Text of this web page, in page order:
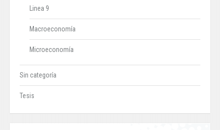
Linea 9
Macroeconomía
Microeconomía
Sin categoría
Tesis